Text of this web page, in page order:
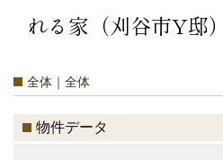
れる家（刈谷市Y邸）
全体｜全体
物件データ